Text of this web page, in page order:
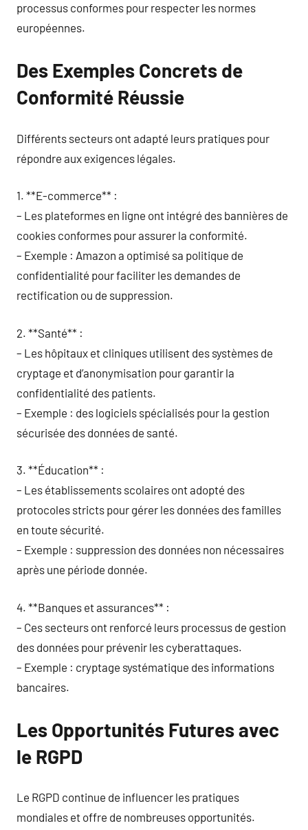
processus conformes pour respecter les normes
européennes.
Des Exemples Concrets de
Conformité Réussie
Différents secteurs ont adapté leurs pratiques pour
répondre aux exigences légales.
1. **E-commerce** :
– Les plateformes en ligne ont intégré des bannières de
cookies conformes pour assurer la conformité.
– Exemple : Amazon a optimisé sa politique de
confidentialité pour faciliter les demandes de
rectification ou de suppression.
2. **Santé** :
– Les hôpitaux et cliniques utilisent des systèmes de
cryptage et d’anonymisation pour garantir la
confidentialité des patients.
– Exemple : des logiciels spécialisés pour la gestion
sécurisée des données de santé.
3. **Éducation** :
– Les établissements scolaires ont adopté des
protocoles stricts pour gérer les données des familles
en toute sécurité.
– Exemple : suppression des données non nécessaires
après une période donnée.
4. **Banques et assurances** :
– Ces secteurs ont renforcé leurs processus de gestion
des données pour prévenir les cyberattaques.
– Exemple : cryptage systématique des informations
bancaires.
Les Opportunités Futures avec
le RGPD
Le RGPD continue de influencer les pratiques
mondiales et offre de nombreuses opportunités.